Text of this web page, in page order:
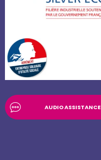
AUDIO ASSISTANCE